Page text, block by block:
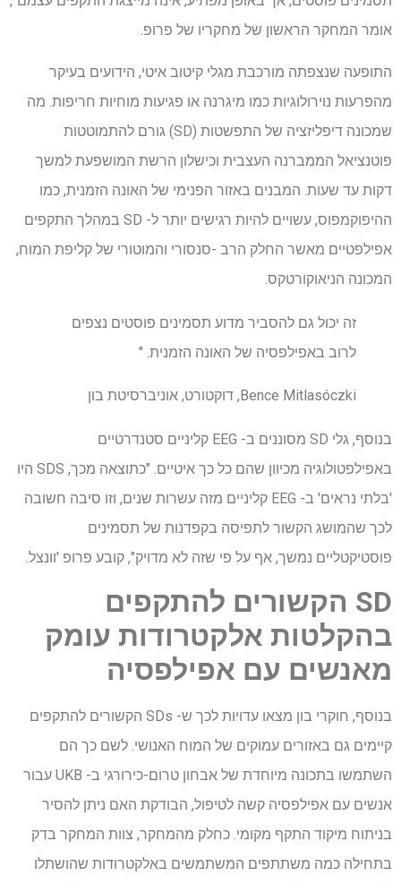
אומר המחקר הראשון של מחקריו של פרופ.
התופעה שנצפתה מורכבת מגלי קיטוב איטי, הידועים בעיקר
מהפרעות נוירולוגיות כמו מיגרנה או פגיעות מוחיות חריפות. מה
שמכונה דיפליזציה של התפשטות (SD) גורם להתמוטטות
פוטנציאל הממברנה העצבית וכישלון הרשת המושפעת למשך
דקות עד שעות. המבנים באזור הפנימי של האונה הזמנית, כמו
ההיפוקמפוס, עשויים להיות רגישים יותר ל- SD במהלך התקפים
אפילפטיים מאשר החלק הרב -סנסורי והמוטורי של קליפת המוח,
המכונה הניאוקורטקס.
זה יכול גם להסביר מדוע תסמינים פוסטים נצפים
לרוב באפילפסיה של האונה הזמנית. "
Bence Mitlasóczki, דוקטורט, אוניברסיטת בון
בנוסף, גלי SD מסוננים ב- EEG קליניים סטנדרטיים
באפילפטולוגיה מכיוון שהם כל כך איטיים. "כתוצאה מכך, SDS היו
'בלתי נראים' ב- EEG קליניים מזה עשרות שנים, וזו סיבה חשובה
לכך שהמושג הקשור לתפיסה בקפדנות של תסמינים
פוסטיקטליים נמשך, אף על פי שזה לא מדויק", קובע פרופ 'וונצל.
SD הקשורים להתקפים
בהקלטות אלקטרודות עומק
מאנשים עם אפילפסיה
בנוסף, חוקרי בון מצאו עדויות לכך ש- SDs הקשורים להתקפים
קיימים גם באזורים עמוקים של המוח האנושי. לשם כך הם
השתמשו בתכונה מיוחדת של אבחון טרום-כירורגי ב- UKB עבור
אנשים עם אפילפסיה קשה לטיפול, הבודקת האם ניתן להסיר
בניתוח מיקוד התקף מקומי. כחלק מהמחקר, צוות המחקר בדק
בתחילה כמה משתתפים המשתמשים באלקטרודות שהושתלו